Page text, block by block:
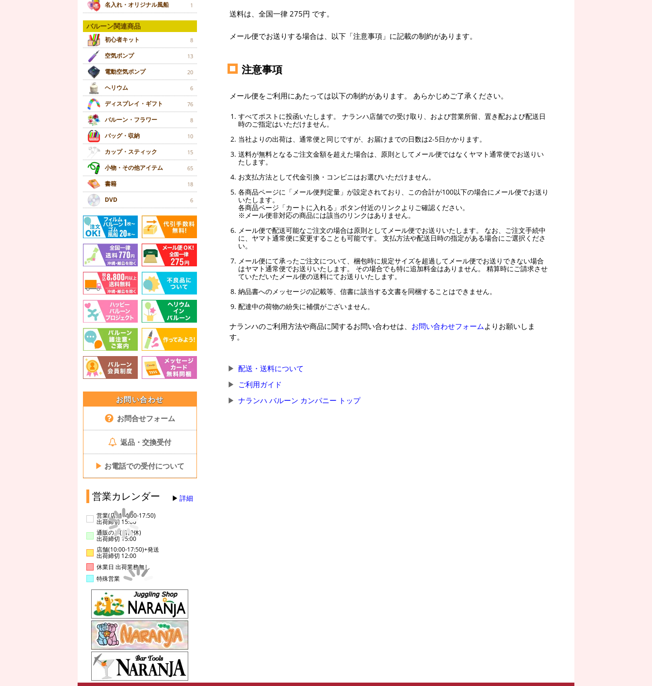
名入れ・オリジナル風船 1
バルーン関連商品
初心者キット 8
空気ポンプ 13
電動空気ポンプ 20
ヘリウム 6
ディスプレイ・ギフト 76
バルーン・フラワー 8
バッグ・収納 10
カップ・スティック 15
小物・その他アイテム 65
書籍 18
DVD 6
お問い合わせ
お問合せフォーム
返品・交換受付
▶ お電話での受付について
営業カレンダー 詳細
営業(店舗14:00-17:50)
出荷締切 15:00
通販のみ(店舗休)
出荷締切 15:00
店舗(10:00-17:50)+発送
出荷締切 12:00
休業日 出荷業務無し
特殊営業
送料は、全国一律 275円 です。
メール便でお送りする場合は、以下「注意事項」に記載の制約があります。
注意事項
メール便をご利用にあたっては以下の制約があります。 あらかじめご了承ください。
すべてポストに投函いたします。 ナランハ店舗での受け取り、および営業所留、置き配および配送日
時のご指定はいただけません。
当社よりの出荷は、通常便と同じですが、お届けまでの日数は2-5日かかります。
送料が無料となるご注文金額を超えた場合は、原則としてメール便ではなくヤマト通常便でお送りい
たします。
お支払方法として代金引換・コンビニはお選びいただけません。
各商品ページに「メール便判定量」が設定されており、この合計が100以下の場合にメール便でお送り
いたします。
各商品ページ「カートに入れる」ボタン付近のリンクよりご確認ください。
※メール便非対応の商品には該当のリンクはありません。
メール便で配送可能なご注文の場合は原則としてメール便でお送りいたします。 なお、ご注文手続中
に、ヤマト通常便に変更することも可能です。 支払方法や配送日時の指定がある場合にご選択くださ
い。
メール便にて承ったご注文について、梱包時に規定サイズを超過してメール便でお送りできない場合
はヤマト通常便でお送りいたします。 その場合でも特に追加料金はありません。 精算時にご請求させ
ていただいたメール便の送料にてお送りいたします。
納品書へのメッセージの記載等、信書に該当する文書を同梱することはできません。
配達中の荷物の紛失に補償がございません。
ナランハのご利用方法や商品に関するお問い合わせは、 お問い合わせフォームよりお願いしま
す。
配送・送料について
ご利用ガイド
ナランハ バルーン カンパニー トップ